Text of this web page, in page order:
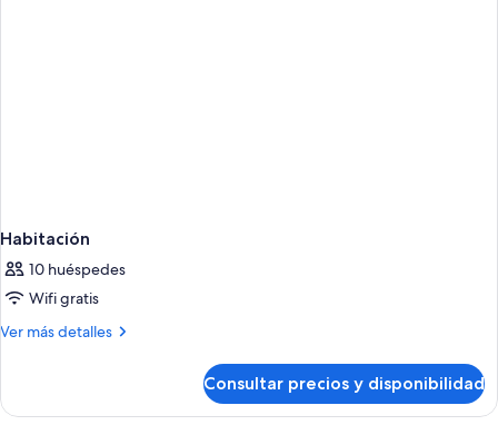
Habitación
10 huéspedes
Wifi gratis
Ver más detalles
Más
Consultar precios y disponibilidad